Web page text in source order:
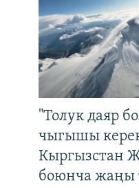
"Толук даяр
чыгышы
Кыргызстан
боюнча жаңы